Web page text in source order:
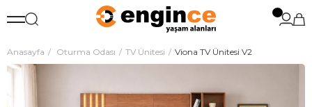
Anasayfa Oturma Odası TV Ünitesi Viona TV Ünitesi V2